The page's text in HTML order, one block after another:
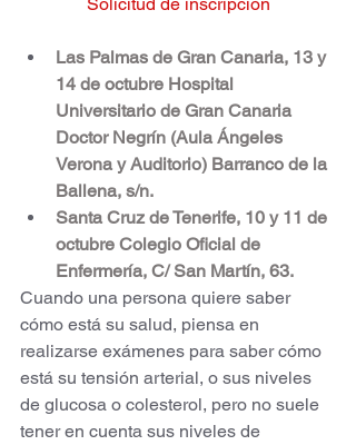
Las Palmas de Gran Canaria, 13 y
14 de octubre Hospital
Universitario de Gran Canaria
Doctor Negrín (Aula Ángeles
Verona y Auditorio) Barranco de la
Ballena, s/n.
Santa Cruz de Tenerife, 10 y 11 de
octubre Colegio Oficial de
Enfermería, C/ San Martín, 63.
Cuando una persona quiere saber
cómo está su salud, piensa en
realizarse exámenes para saber cómo
está su tensión arterial, o sus niveles
de glucosa o colesterol, pero no suele
tener en cuenta sus niveles de